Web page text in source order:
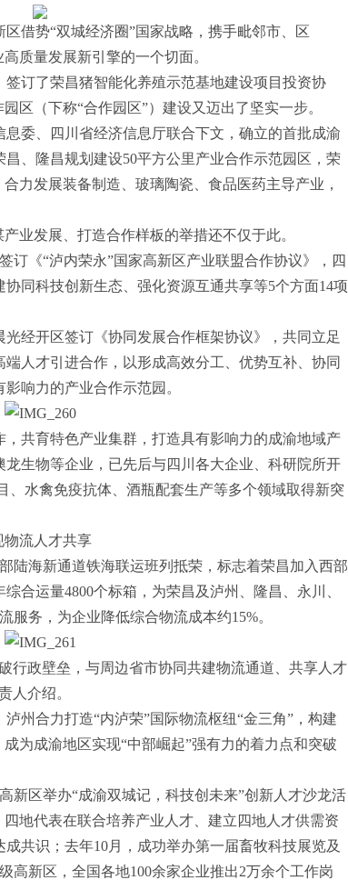
借势“双城经济圈”国家战略，携手毗邻市、区
质量发展新引擎的一个切面。
签订了荣昌猪智能化养殖示范基地建设项目投资协
区（下称“合作园区”）建设又迈出了坚实一步。
委、四川省经济信息厅联合下文，确立的首批成渝
、隆昌规划建设50平方公里产业合作示范园区，荣
力发展装备制造、玻璃陶瓷、食品医药主导产业，
业发展、打造合作样板的举措还不仅于此。
订《“泸内荣永”国家高新区产业联盟合作协议》，四
同科技创新生态、强化资源互通共享等5个方面14项
经开区签订《协同发展合作框架协议》，共同立足
人才引进合作，以形成高效分工、优势互补、协同
响力的产业合作示范园。
共育特色产业集群，打造具有影响力的成渝地域产
生物等企业，已先后与四川各大企业、科研院所开
、水禽免疫抗体、酒瓶配套生产等多个领域取得新突
物流人才共享
陆海新通道铁海联运班列抵荣，标志着荣昌加入西部
合运量4800个标箱，为荣昌及泸州、隆昌、永川、
服务，为企业降低综合物流成本约15%。
行政壁垒，与周边省市协同共建物流通道、共享人才
人介绍。
州合力打造“内泸荣”国际物流枢纽“金三角”，构建
为成渝地区实现“中部崛起”强有力的着力点和突破
新区举办“成渝双城记，科技创未来”创新人才沙龙活
地代表在联合培养产业人才、建立四地人才供需资
共识；去年10月，成功举办第一届畜牧科技展览及
高新区，全国各地100余家企业推出2万余个工作岗